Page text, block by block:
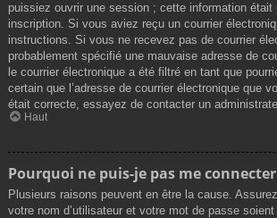
puissiez ouvrir une session ; cette information était
inscription. Si vous aviez reçu un courrier
instructions. Si vous ne recevez pas de courrier
probablement spécifié une mauvaise adresse de
le courrier électronique a été filtré en tant que
certain que l’adresse de courrier électronique que
était correcte, essayez de contacter un
Haut
Pourquoi ne puis-je pas me
Plusieurs raisons peuvent en être la cause.
votre nom d’utilisateur et votre mot de passe